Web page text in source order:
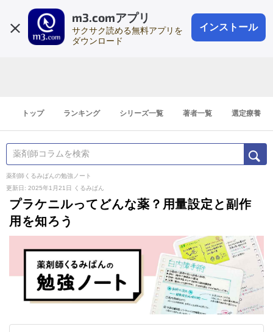
m3.comアプリ
サクサク読める無料アプリを
ダウンロード
インストール
会員登録
登録1分
トップ ランキング シリーズ一覧 著者一覧 選定療養
薬剤師くるみぱんの勉強ノート
更新日: 2025年1月21日
くるみぱん
プラケニルってどんな薬？用量設定と副作
用を知ろう